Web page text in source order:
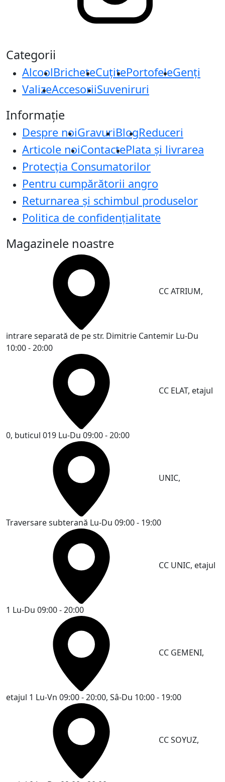
Categorii
AlcoolBricheteCuțitePortofeleGenți
ValizeAccesoriiSuveniruri
Informație
Despre noiGravuriBlogReduceri
Articole noiContactePlata și livrarea
Protecţia Consumatorilor
Pentru cumpărătorii angro
Returnarea și schimbul produselor
Politica de confidențialitate
Magazinele noastre
CC ATRIUM,
intrare separată de pe str. Dimitrie Cantemir Lu-Du
10:00 - 20:00
CC ELAT, etajul
0, buticul 019 Lu-Du 09:00 - 20:00
UNIC,
Traversare subterană Lu-Du 09:00 - 19:00
CC UNIC, etajul
1 Lu-Du 09:00 - 20:00
CC GEMENI,
etajul 1 Lu-Vn 09:00 - 20:00, Sâ-Du 10:00 - 19:00
CC SOYUZ,